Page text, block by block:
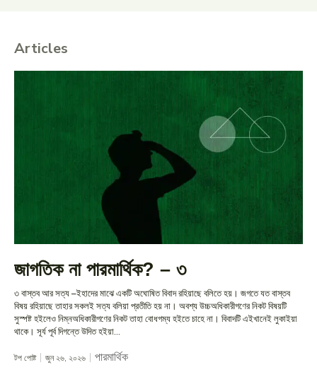
Articles
জাগতিক না পারমার্থিক? – ৩
৩ বাস্তব আর সত্য –ইহাদের মাঝে একটি অঘোষিত বিবাদ রহিয়াছে বলিতে হয়। জগতে যত বাস্তব
বিষয় রহিয়াছে তাহার সকলই সত্য বলিয়া প্রতীতি হয় না। অবশ্য উচ্চঅধিকারীগণের নিকট বিষয়টি
সুস্পষ্ট হইলেও নিম্নঅধিকারীগণের নিকট তাহা বোধগম্য হইতে চাহে না। বিবাদটি এইখানেই লুকাইয়া
থাকে। সূর্য পূর্ব দিগন্তে উদিত হইয়া...
টপ পোষ্ট জুন ২৬, ২০২৬ পারমার্থিক